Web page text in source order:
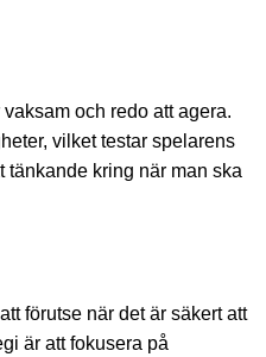
och redo att agera.
vilket testar spelarens
tänkande kring när man ska
förutse när det är säkert att
är att fokusera på